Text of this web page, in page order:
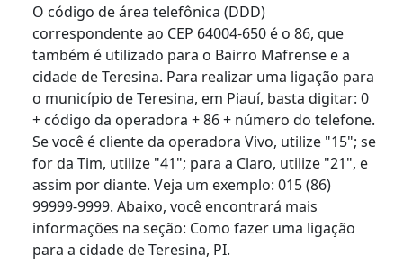
O código de área telefônica (DDD)
correspondente ao CEP 64004-650 é o 86, que
também é utilizado para o Bairro Mafrense e a
cidade de Teresina. Para realizar uma ligação para
o município de Teresina, em Piauí, basta digitar: 0
+ código da operadora + 86 + número do telefone.
Se você é cliente da operadora Vivo, utilize "15"; se
for da Tim, utilize "41"; para a Claro, utilize "21", e
assim por diante. Veja um exemplo: 015 (86)
99999-9999. Abaixo, você encontrará mais
informações na seção: Como fazer uma ligação
para a cidade de Teresina, PI.